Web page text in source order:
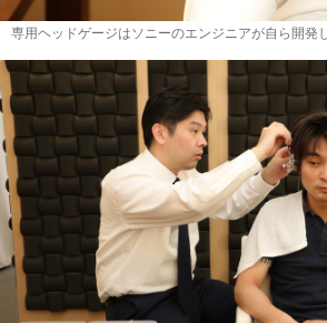
専用ヘッドゲージはソニーのエンジニアが自ら開発